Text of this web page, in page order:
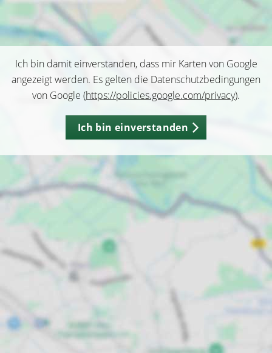
Ich bin damit einverstanden, dass mir Karten von Google
angezeigt werden. Es gelten die Datenschutzbedingungen
von Google (https://policies.google.com/privacy).
Ich bin einverstanden